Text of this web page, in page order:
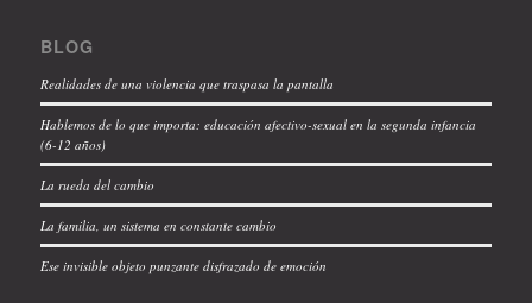
BLOG
Realidades de una violencia que traspasa la pantalla
Hablemos de lo que importa: educación afectivo-sexual en la segunda infancia
(6-12 años)
La rueda del cambio
La familia, un sistema en constante cambio
Ese invisible objeto punzante disfrazado de emoción